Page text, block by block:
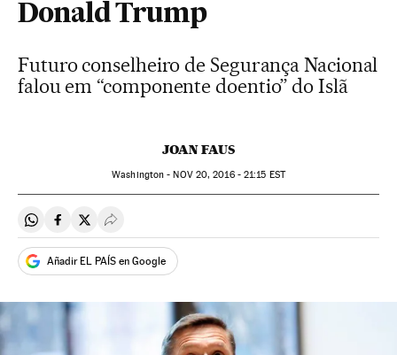
Donald Trump
Futuro conselheiro de Segurança Nacional
falou em “componente doentio” do Islã
JOAN FAUS
Washington -NOV20, 2016 - 21:15 EST
Compartir en Whatsapp
Compartir en Facebook
Compartir en Twitter
Desplegar Redes Sociales
Añadir EL PAÍS en Google